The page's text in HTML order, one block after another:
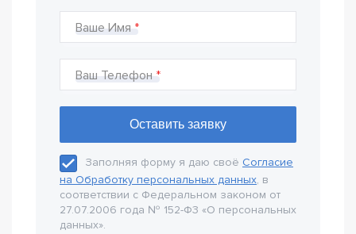
Ваше Имя
Ваш Телефон
Заполняя форму я даю своё Согласие
на Обработку персональных данных, в
соответствии с Федеральном законом от
27.07.2006 года № 152-Ф3 «О персональных
данных».